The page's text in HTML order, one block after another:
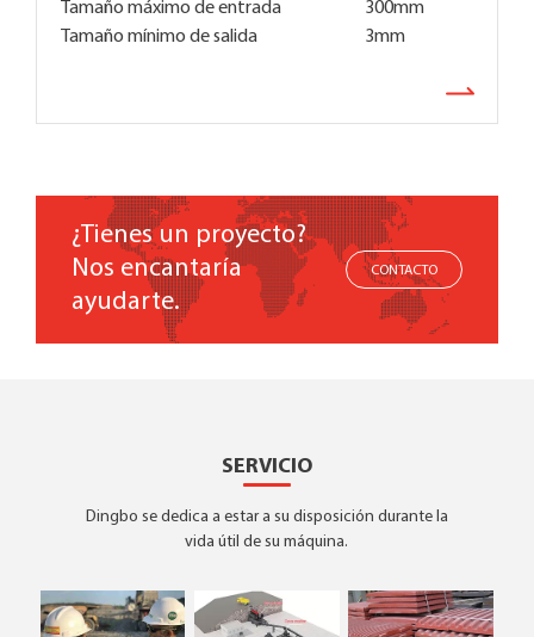
Tamaño máximo de entrada
300mm
Tamaño mínimo de salida
3mm
¿Tienes un proyecto?
Nos encantaría
ayudarte.
CONTACTO
SERVICIO
Dingbo se dedica a estar a su disposición durante la
vida útil de su máquina.